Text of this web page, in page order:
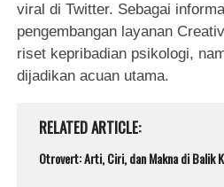
viral di Twitter. Sebagai
pengembangan layanan
riset kepribadian psikologi,
dijadikan acuan utama.
RELATED ARTICLE
Otrovert: Arti, Ciri, dan Makna di Balik